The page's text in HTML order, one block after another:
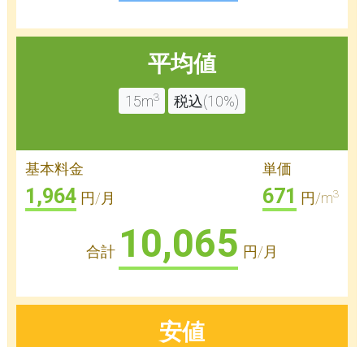
平均値
15m3 税込(10%)
基本料金
1,964円/月
単価
671 円/m3
合計 10,065 円/月
安値